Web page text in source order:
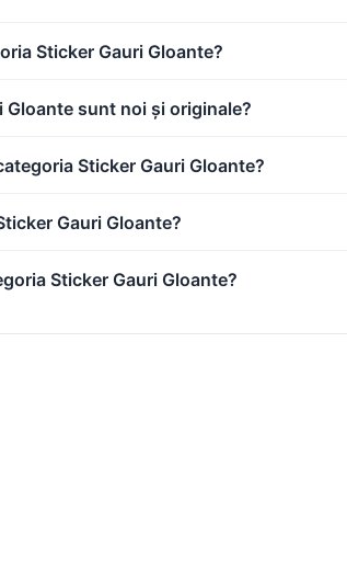
Sticker Gauri Gloante?
Gloante sunt noi și originale?
Sticker Gauri Gloante?
Gauri Gloante?
Sticker Gauri Gloante?